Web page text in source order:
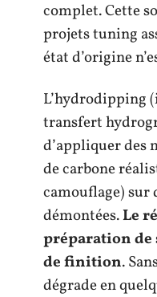
complet. Cette
projets tuning
état d’origine
L’hydrodipping
transfert
d’appliquer des
de carbone
camouflage) sur
démontées.Le
préparation de
de finition.
dégrade en